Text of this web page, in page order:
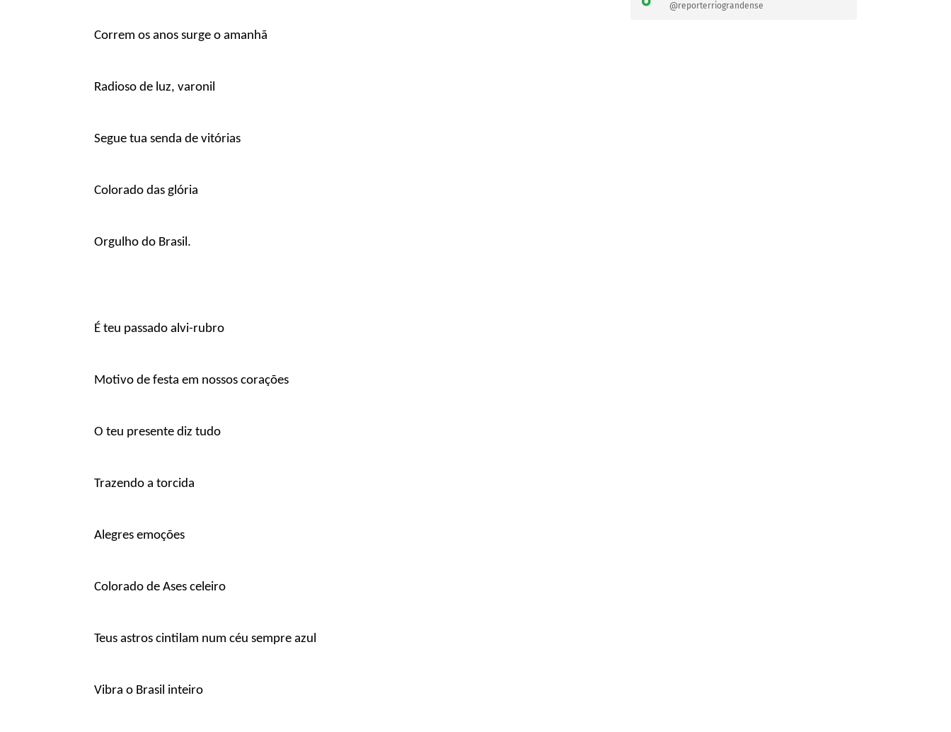
Correm os anos surge o amanhã
Radioso de luz, varonil
Segue tua senda de vitórias
Colorado das glória
Orgulho do Brasil.
É teu passado alvi-rubro
Motivo de festa em nossos corações
O teu presente diz tudo
Trazendo a torcida
Alegres emoções
Colorado de Ases celeiro
Teus astros cintilam num céu sempre azul
Vibra o Brasil inteiro
@reporterriograndense